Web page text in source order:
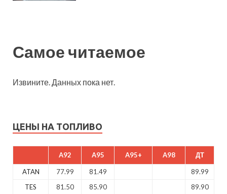
Самое читаемое
Извините. Данных пока нет.
ЦЕНЫ НА ТОПЛИВО
A92 A95 A95+ A98 ДТ
ATAN 77.99 81.49
89.99
TES
81.50 85.90
89.90